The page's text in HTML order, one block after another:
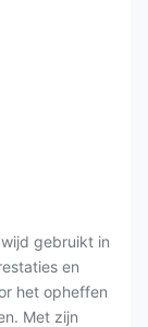
gebruikt in
en
het opheffen
Met zijn